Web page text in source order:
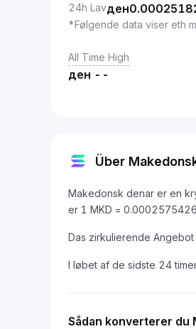
24h Lavден
*Følgende data viser eth
All Time High
ден --
Über
Makedonsk denar er en
er 1 MKD =
Das zirkulierende
I løbet af de sidste 24
Sådan konverterer du